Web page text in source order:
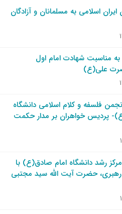
ایران اسلامی به مسلمانان و آزادگان
مناسبت شهادت امام اول
علی(ع)
فلسفه و کلام اسلامی دانشگاه
پردیس خواهران بر مدار حکمت
رشد دانشگاه امام صادق(ع) با
حضرت آیت الله سید مجتبی